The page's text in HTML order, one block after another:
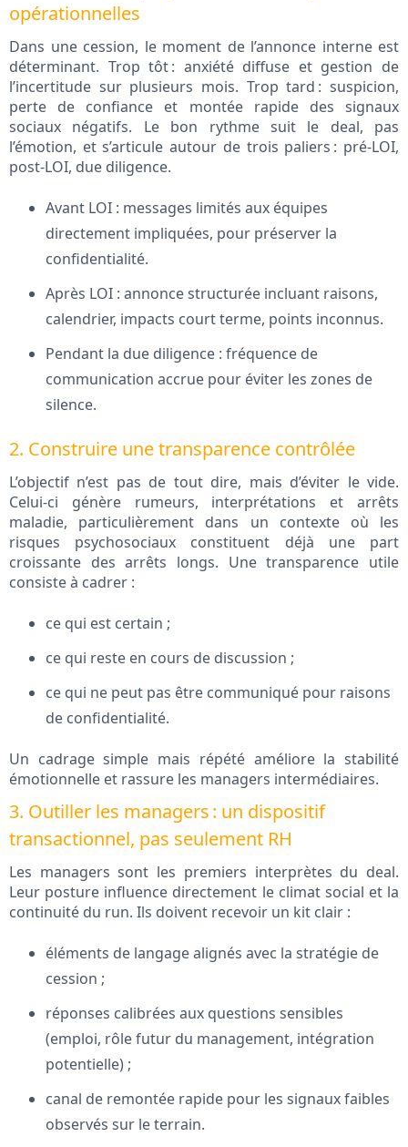
opérationnelles
Dans une cession, le moment de l’annonce interne est
déterminant. Trop tôt : anxiété diffuse et gestion de
l’incertitude sur plusieurs mois. Trop tard : suspicion,
perte de confiance et montée rapide des signaux
sociaux négatifs. Le bon rythme suit le deal, pas
l’émotion, et s’articule autour de trois paliers : pré‑LOI,
post‑LOI, due diligence.
Avant LOI : messages limités aux équipes
directement impliquées, pour préserver la
confidentialité.
Après LOI : annonce structurée incluant raisons,
calendrier, impacts court terme, points inconnus.
Pendant la due diligence : fréquence de
communication accrue pour éviter les zones de
silence.
2. Construire une transparence contrôlée
L’objectif n’est pas de tout dire, mais d’éviter le vide.
Celui‑ci génère rumeurs, interprétations et arrêts
maladie, particulièrement dans un contexte où les
risques psychosociaux constituent déjà une part
croissante des arrêts longs. Une transparence utile
consiste à cadrer :
ce qui est certain ;
ce qui reste en cours de discussion ;
ce qui ne peut pas être communiqué pour raisons
de confidentialité.
Un cadrage simple mais répété améliore la stabilité
émotionnelle et rassure les managers intermédiaires.
3. Outiller les managers : un dispositif
transactionnel, pas seulement RH
Les managers sont les premiers interprètes du deal.
Leur posture influence directement le climat social et la
continuité du run. Ils doivent recevoir un kit clair :
éléments de langage alignés avec la stratégie de
cession ;
réponses calibrées aux questions sensibles
(emploi, rôle futur du management, intégration
potentielle) ;
canal de remontée rapide pour les signaux faibles
observés sur le terrain.